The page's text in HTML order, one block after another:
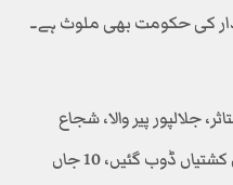
کی حکومت بھی ملوث ہے۔
دیہات متاثر، جلالپور پیر والا، شجاع
آباد، علی پور میں تباہی، 3 امدادی کشتیاں ڈوب گئیں، 10 جاں